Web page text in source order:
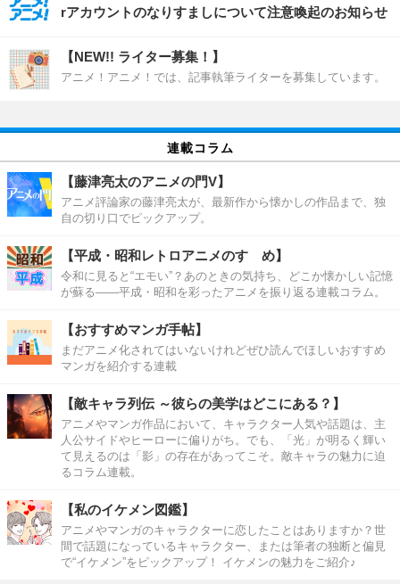
rアカウントのなりすましについて注意喚起のお知らせ
【NEW!! ライター募集！】
アニメ！アニメ！では、記事執筆ライターを募集しています。
連載コラム
【藤津亮太のアニメの門V】
アニメ評論家の藤津亮太が、最新作から懐かしの作品まで、独
自の切り口でピックアップ。
【平成・昭和レトロアニメのすゝめ】
令和に見ると“エモい”？あのときの気持ち、どこか懐かしい記憶
が蘇る――平成・昭和を彩ったアニメを振り返る連載コラム。
【おすすめマンガ手帖】
まだアニメ化されてはいないけれどぜひ読んでほしいおすすめ
マンガを紹介する連載
【敵キャラ列伝 ～彼らの美学はどこにある？】
アニメやマンガ作品において、キャラクター人気や話題は、主
人公サイドやヒーローに偏りがち。でも、「光」が明るく輝い
て見えるのは「影」の存在があってこそ。敵キャラの魅力に迫
るコラム連載。
【私のイケメン図鑑】
アニメやマンガのキャラクターに恋したことはありますか？世
間で話題になっているキャラクター、または筆者の独断と偏見
で“イケメン”をピックアップ！ イケメンの魅力をご紹介♪